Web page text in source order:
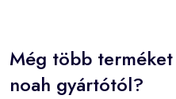
Még több
noah gyártótól?